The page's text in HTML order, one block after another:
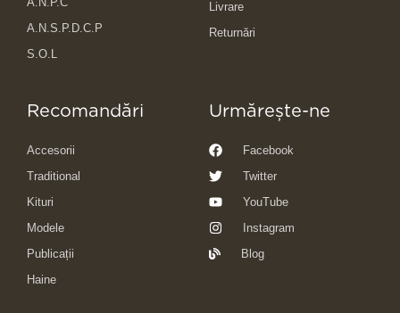
A.N.S.P.D.C.P
S.O.L
Livrare
Returnări
Recomandări
Accesorii
Traditional
Kituri
Modele
Publicații
Haine
Urmărește-ne
Facebook
Twitter
YouTube
Instagram
Blog